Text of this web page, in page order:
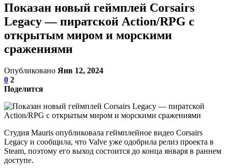
Показан новый геймплей Corsairs
Legacy — пиратской Action/RPG с
открытым миром и морскими
сражениями
Опубликовано Янв 12, 2024
0 2
Поделится
Студия Mauris опубликовала геймплейное видео Corsairs
Legacy и сообщила, что Valve уже одобрила релиз проекта в
Steam, поэтому его выход состоится до конца января в раннем
доступе.